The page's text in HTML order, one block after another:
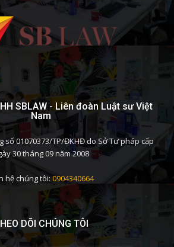
SBLAW - Liên đoàn Luật sư Việt
Nam
số 01070373/TP/ĐKHĐ do Sở Tư pháp cấp
30 tháng 09 năm 2008
hệ chúng tôi: 0904340664
DÕI CHÚNG TÔI